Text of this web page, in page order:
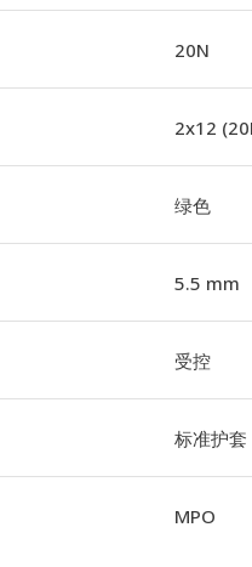
20N
2x12
绿色
5.5 mm
受控
标准护套
MPO